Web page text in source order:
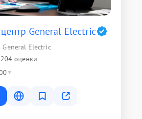
General Electric
General Electric
204 оценки